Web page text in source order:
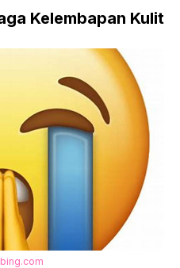
Kelembapan Kulit
bing.com